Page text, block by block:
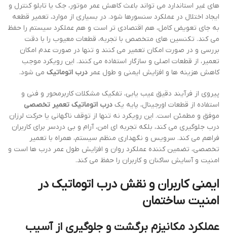
های غیر استاندارد می تواند باعث کاهش عمر موتور، جک یا تابلو کنترل و
ایجاد اختلال در عملکرد سنسورها شود. در بسیاری از موارد، تعمیر قطعه
به جای تعویض کامل، هم اقتصادی تر است و هم عملکرد سیستم را حفظ
می کند. تکنسین های متخصص با تجربه، قطعات معیوب را با دقت
بررسی و در صورت امکان تعمیر می کنند و تنها در صورت عدم امکان
تعمیر، از قطعات اصلی و سازگار استفاده می کنند. این رویکرد موجب
کاهش هزینه ها و افزایش ایمنی و طول عمر درب اتوماتیک می شود.
پیروی از فرآیند دقیق عیب یابی، تفکیک مشکلات کاربرمحور و فنی و
استفاده از قطعات اورجینال، پایه یک درب اتوماتیک تعمیر تخصصی
موفق و مطمئن است. این رویکرد نه تنها از توقف ناگهانی یا حرکت لرزان
درب جلوگیری می کند، بلکه تجربه ای امن، آرام و بی دردسر برای کاربران
فراهم می کند. سرویس و نگهداری منظم سیستم، همراه با تعمیر
تخصصی، تضمین کننده عملکرد روان و افزایش طول عمر درب ها است و
امنیت و آسایش ساکنان و کاربران را حفظ می کند.
ایمنی کاربران و نقش درب اتوماتیک در
امنیت ساختمان
عملکرد مکانیزم برگشت و جلوگیری از آسیب